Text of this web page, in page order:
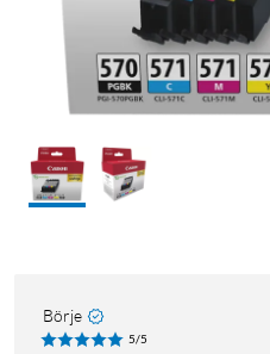
Börje
5/5